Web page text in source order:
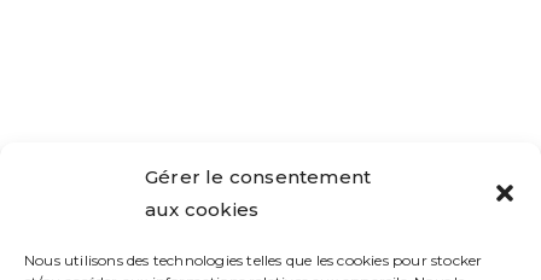
Gérer le consentement
aux cookies
Nous utilisons des technologies telles que les cookies pour stocker